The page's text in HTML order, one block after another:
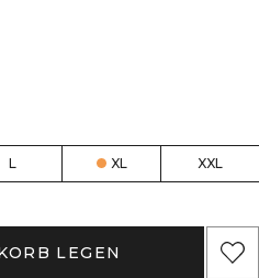
L XL XXL
LEGEN